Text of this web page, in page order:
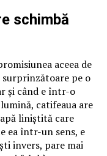
schimbă
aceea de
pe o
și când e într-o
catifeaua are
liniștită care
ea într-un sens, e
invers, pare mai